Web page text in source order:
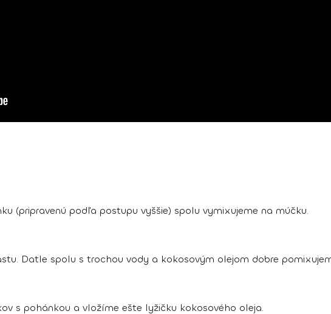
(pripravenú podľa postupu vyššie) spolu vymixujeme na múčku.
Datle spolu s trochou vody a kokosovým olejom dobre
s pohánkou a vložíme ešte lyžičku kokosového oleja.